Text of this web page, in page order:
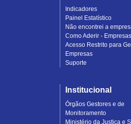
Indicadores
Painel Estatístico
Não encontrei a
Como Aderir - Empresas
Acesso Restrito para
Empresas
Suporte
Institucional
Órgãos Gestores e de
Monitoramento
Ministério da Justiça e